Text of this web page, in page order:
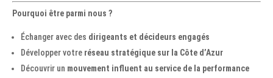
Pourquoi être parmi nous ?
Échanger avec des dirigeants et décideurs engagés
Développer votre réseau stratégique sur la Côte d’Azur
Découvrir un mouvement influent au service de la performance